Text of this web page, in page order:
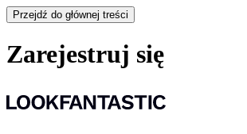
Przejdź do głównej treści
Zarejestruj się